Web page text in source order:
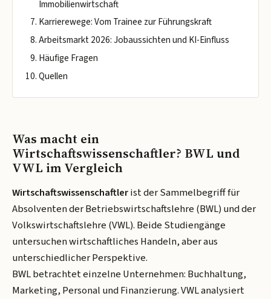
Immobilienwirtschaft
Karrierewege: Vom Trainee zur Führungskraft
Arbeitsmarkt 2026: Jobaussichten und KI-Einfluss
Häufige Fragen
Quellen
Was macht ein
Wirtschaftswissenschaftler? BWL und
VWL im Vergleich
Wirtschaftswissenschaftlerist der Sammelbegriff für
Absolventen der Betriebswirtschaftslehre (BWL) und der
Volkswirtschaftslehre (VWL). Beide Studiengänge
untersuchen wirtschaftliches Handeln, aber aus
unterschiedlicher Perspektive.
BWL betrachtet einzelne Unternehmen: Buchhaltung,
Marketing, Personal und Finanzierung. VWL analysiert